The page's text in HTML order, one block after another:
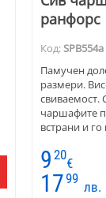
ранфорс
Код:SPB554a
Памучен
размери.
свиваемост.
чаршафите
встрани и
разместване.
9 20
€
1799
лв.